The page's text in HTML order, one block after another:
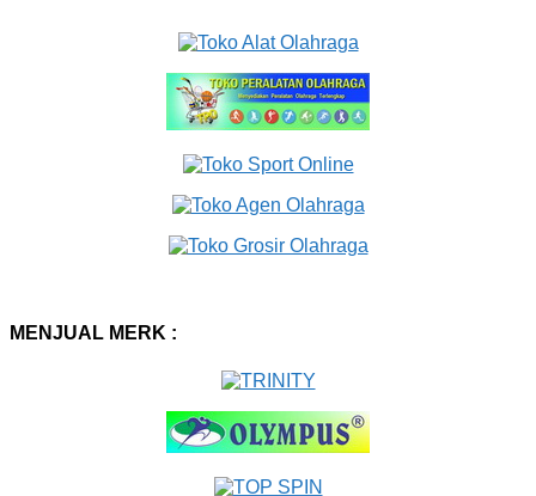
MENJUAL MERK :